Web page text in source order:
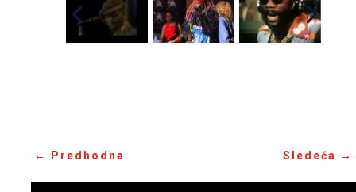
← Predhodna Sledeća →